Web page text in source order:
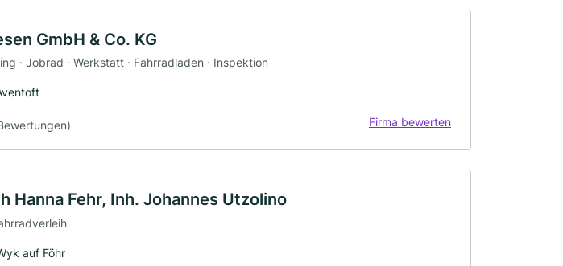
GmbH & Co. KG
· Jobrad · Werkstatt · Fahrradladen · Inspektion
Firma bewerten
Hanna Fehr, Inh. Johannes Utzolino
auf Föhr